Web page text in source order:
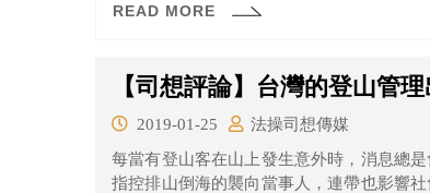
READ MORE
【司想評論】台灣的登山管
2019-01-25
法操司想傳媒
每當有登山客在山上發生意外時，消息總
指控排山倒海的襲向當事人，連帶也影響